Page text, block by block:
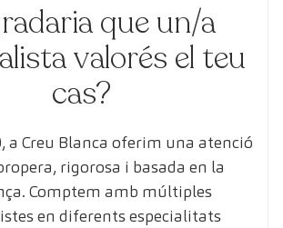
que un/a
valorés el teu
cas?
a Creu Blanca oferim una atenció
rigorosa i basada en la
Comptem amb múltiples
en diferents especialitats